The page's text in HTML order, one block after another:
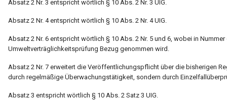
Absatz 2 Nr. 3 entspricht wörtlich § 10 Abs. 2 Nr. 3 UIG.
Absatz 2 Nr. 4 entspricht wörtlich § 10 Abs. 2 Nr. 4 UIG.
Absatz 2 Nr. 6 entspricht wörtlich § 10 Abs. 2 Nr. 5 und 6, wobei in
Umweltverträglichkeitsprüfung Bezug genommen wird.
Absatz 2 Nr. 7 erweitert die Veröffentlichungspflicht über die bisherigen
durch regelmäßige Überwachungstätigkeit, sondern durch
Absatz 3 entspricht wörtlich § 10 Abs. 2 Satz 3 UIG.